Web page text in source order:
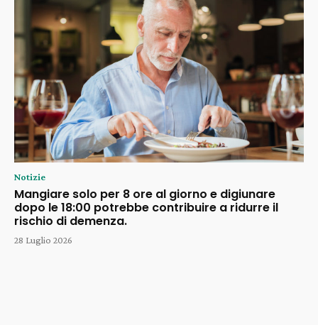
Notizie
Mangiare solo per 8 ore al giorno e digiunare
dopo le 18:00 potrebbe contribuire a ridurre il
rischio di demenza.
28 Luglio 2026